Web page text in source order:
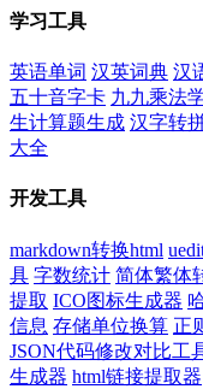
学习工具
英语单词 汉英词典 汉
五十音字卡 九九乘法
生计算题生成 汉字转
大全
开发工具
markdown转换html
具 字数统计 简体繁体
提取 ICO图标生成器
信息 存储单位换算 正
JSON代码修改对比工
生成器 html链接提取器